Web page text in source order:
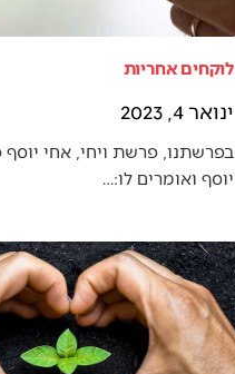
לוקחים אחריות
ינואר 4, 2023
בפרשתנו, פרשת ויחי, אחי יוסף
יוסף ואומרים לו:…